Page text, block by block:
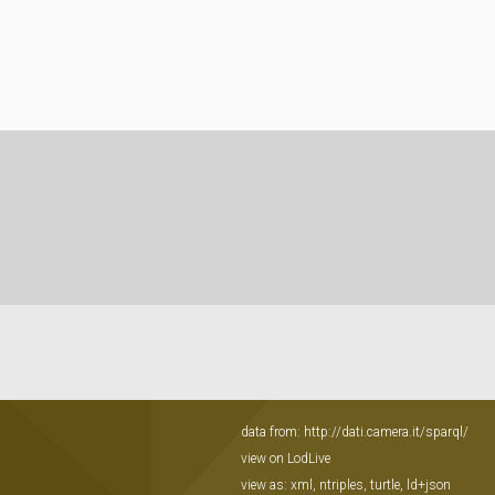
data from: http://dati.camera.it/sparql/
view on LodLive
view as: xml , ntriples, turtle, ld+json